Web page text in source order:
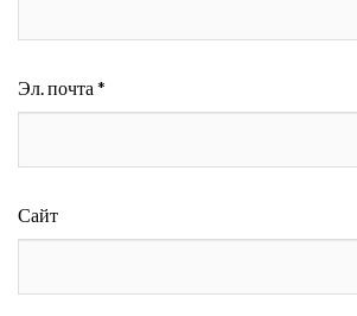
Эл. почта *
Сайт